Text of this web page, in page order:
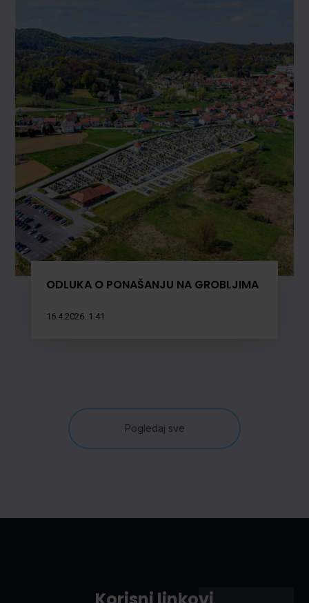
ODLUKA O PONAŠANJU NA GROBLJIMA
16.4.2026. 1:41
Pogledaj sve